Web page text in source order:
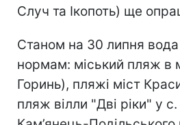
Случ та Ікопоть) ще
Станом на 30 липня вода
нормам: міський пляж в
Горинь), пляжі міст
пляж вілли "Дві ріки" у